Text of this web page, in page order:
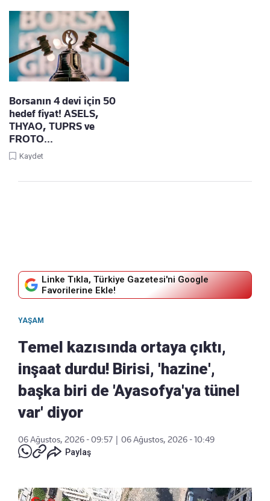
Borsanın 4 devi için 50
hedef fiyat! ASELS,
THYAO, TUPRS ve
FROTO…
Kaydet
Linke Tıkla, Türkiye Gazetesi'ni Google
Favorilerine Ekle!
YAŞAM
Temel kazısında ortaya çıktı,
inşaat durdu! Birisi, 'hazine',
başka biri de 'Ayasofya'ya tünel
var' diyor
06 Ağustos, 2026 - 09:57
06 Ağustos, 2026 - 10:49
Paylaş